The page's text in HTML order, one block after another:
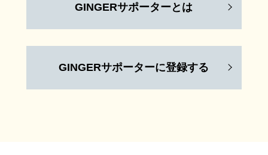
GINGERサポーターとは
GINGERサポーターに登録する